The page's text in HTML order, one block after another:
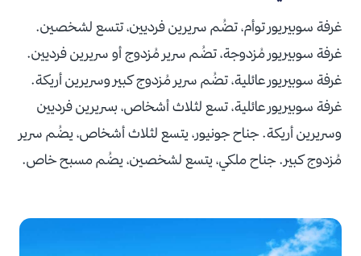
غرفة سوبيريور توأم، تضُم سريرين فرديين، تتسع لشخصين.
غرفة سوبيريور مُزدوجة، تضُم سرير مُزدوج أو سريرين فرديين.
غرفة سوبيريور عائلية، تضُم سرير مُزدوج كبير وسريرين أريكة.
غرفة سوبيريور عائلية، تسع لثلاث أشخاص، بسريرين فرديين
وسريرين أريكة. جناح جونيور، يتسع لثلاث أشخاص، يضُم سرير
مُزدوج كبير. جناح ملكي، يتسع لشخصين، يضُم مسبح خاص.